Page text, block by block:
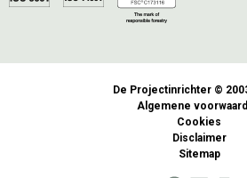
De Projectinrichter ©
Algemene
Cookies
Disclaimer
Sitemap